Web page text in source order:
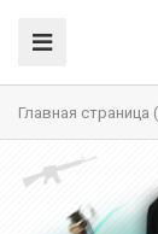
Главная страница